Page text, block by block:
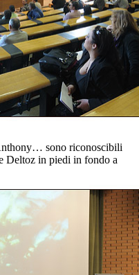
sono riconoscibili
Deltoz in piedi in fondo a